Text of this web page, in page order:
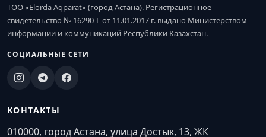
ТОО «Elorda Aqparat» (город Астана). Регистрационное
свидетельство № 16290-Г от 11.01.2017 г. выдано Министерством
информации и коммуникаций Республики Казахстан.
СОЦИАЛЬНЫЕ СЕТИ
КОНТАКТЫ
010000, город Астана, улица Достык, 13, ЖК